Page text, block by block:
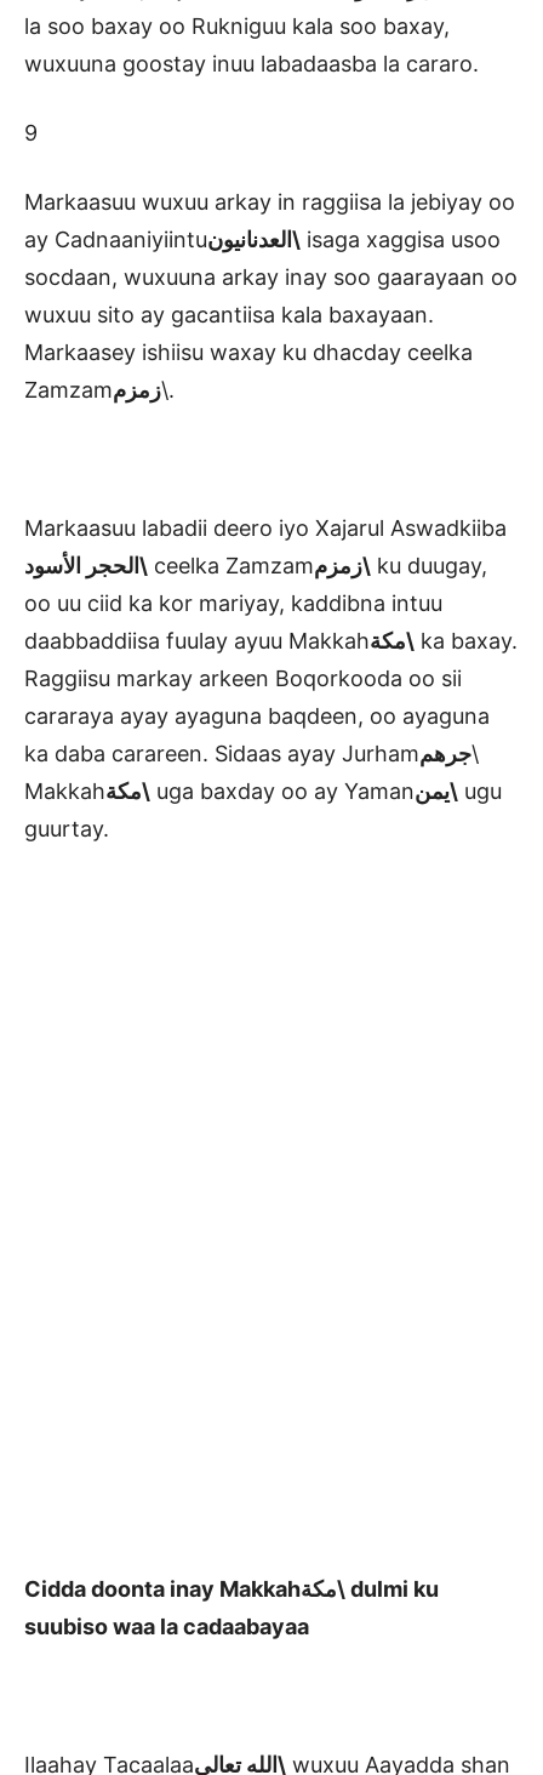
la soo baxay oo Rukniguu kala soo baxay,
wuxuuna goostay inuu labadaasba la cararo.
9
Markaasuu wuxuu arkay in raggiisa la jebiyay oo
ay Cadnaaniyiintu
العدنانيون\ isaga xaggisa usoo
socdaan, wuxuuna arkay inay soo gaarayaan oo
wuxuu sito ay gacantiisa kala baxayaan.
Markaasey ishiisu waxay ku dhacday ceelka
Zamzamزمزم\.
Markaasuu labadii deero iyo Xajarul Aswadkiiba
الحجر الأسود\ ceelka Zamzam زمزم\ ku duugay,
oo uu ciid ka kor mariyay, kaddibna intuu
daabbaddiisa fuulay ayuu Makkah
مكة\ ka baxay.
Raggiisu markay arkeen Boqorkooda oo sii
cararaya ayay ayaguna baqdeen, oo ayaguna
ka daba carareen. Sidaas ayay Jurhamجرهم\
Makkah
مكة\ uga baxday oo ay Yaman يمن\ ugu
guurtay.
Cidda doonta inay Makkahمكة\ dulmi ku
suubiso waa la cadaabayaa
Ilaahay Tacaalaa الله تعالى\ wuxuu Aayadda shan